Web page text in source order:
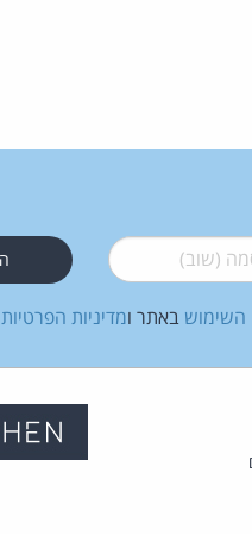
(שוב)*
השימוש באתר ומדיניות הפרטיות